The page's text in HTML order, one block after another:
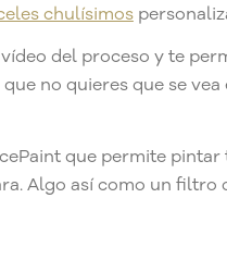
chulísimos
del proceso y te
no quieres que se vea
que permite pintar
Algo así como un filtro